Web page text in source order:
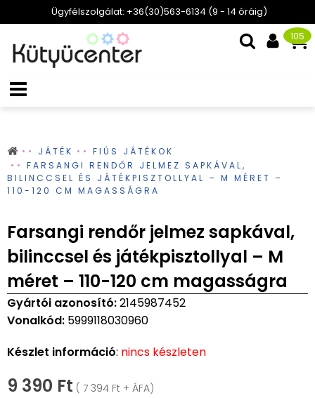
Ügyfélszolgálat: +36(30)563-6134 (9 - 14 óráig)
105
JÁTÉK
FIÚS JÁTÉKOK
FARSANGI RENDŐR JELMEZ SAPKÁVAL,
BILINCCSEL ÉS JÁTÉKPISZTOLLYAL – M MÉRET –
110-120 CM MAGASSÁGRA
Farsangi rendőr jelmez sapkával,
bilinccsel és játékpisztollyal – M
méret – 110-120 cm magasságra
Gyártói azonosító:2145987452
Vonalkód: 5999118030960
Készlet információ: nincs készleten
9 390 Ft ( 7 394 Ft + ÁFA)